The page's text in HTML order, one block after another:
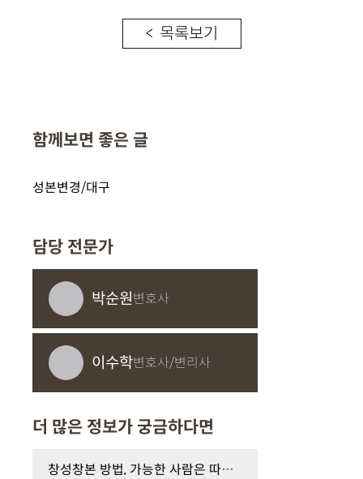
< 목록보기
함께보면 좋은 글
성본변경/대구
담당 전문가
박순원변호사
이수학변호사/변리사
더 많은 정보가 궁금하다면
창성창본 방법, 가능한 사람은 따로 있습니다